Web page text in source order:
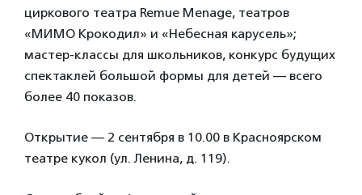
циркового театра Remue Menage, театров
«МИМО Крокодил» и «Небесная карусель»;
мастер-классы для школьников, конкурс будущих
спектаклей большой формы для детей — всего
более 40 показов.
Открытие — 2 сентября в 10.00 в Красноярском
театре кукол (ул. Ленина, д. 119).